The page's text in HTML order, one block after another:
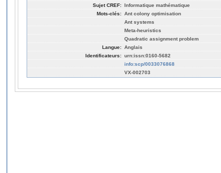
Sujet CREF: Informatique mathématique
Mots-clés: Ant colony optimisation
Ant systems
Meta-heuristics
Quadratic assignment problem
Langue: Anglais
Identificateurs: urn:issn:0160-5682
info:scp/0033076868
VX-002703